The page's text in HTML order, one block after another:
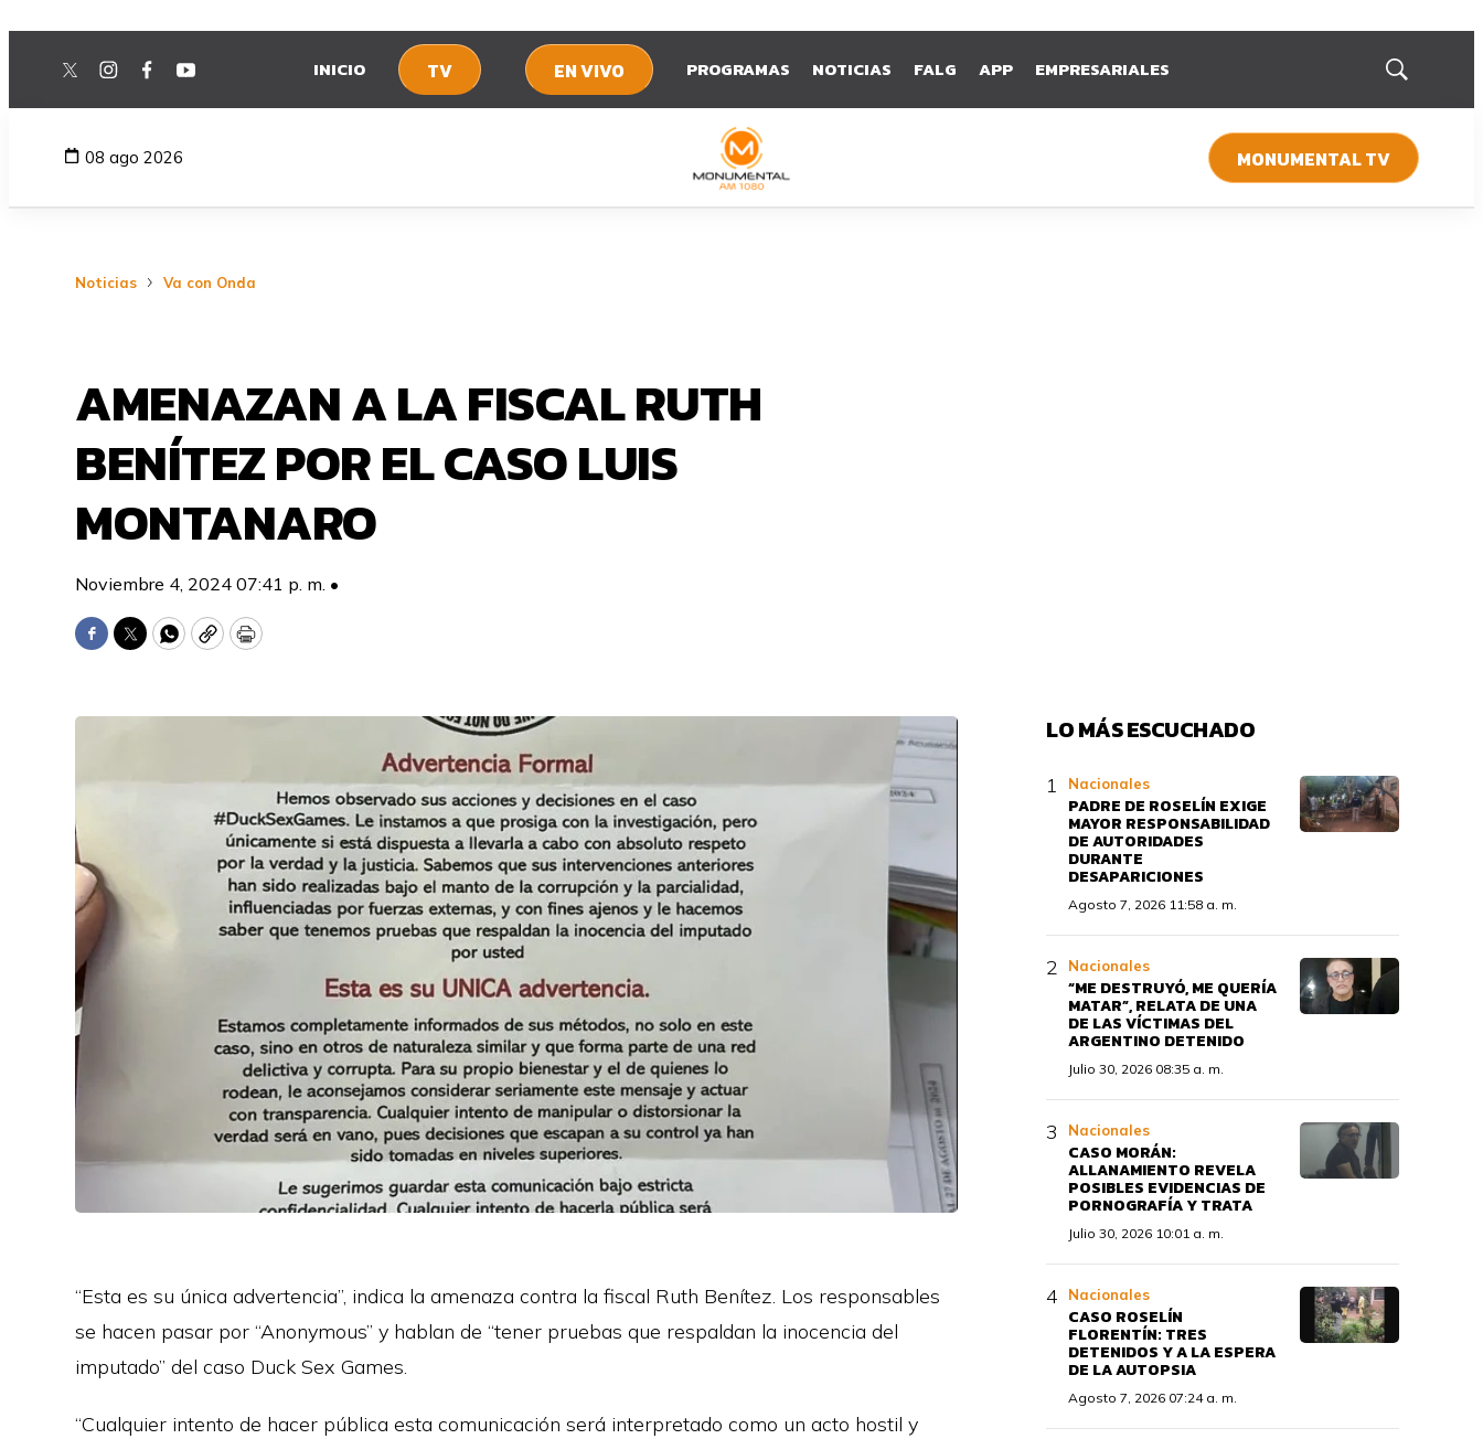
twitterinstagram
facebookyoutube INICIO TV EN VIVO PROGRAMAS NOTICIAS FALG APP EMPRESARIALES
Mostrar
08 ago 2026 MONUMENTAL TV
Noticias Va con Onda
AMENAZAN A LA FISCAL RUTH
BENÍTEZ POR EL CASO LUIS
MONTANARO
Noviembre 4, 2024 07:41 p. m. •
Facebook
TwitterWhatsApp
CopyPrint
“Esta es su única advertencia”, indica la amenaza contra la fiscal Ruth Benítez. Los responsables
se hacen pasar por “Anonymous” y hablan de “tener pruebas que respaldan la inocencia del
imputado” del caso Duck Sex Games.
“Cualquier intento de hacer pública esta comunicación será interpretado como un acto hostil y
LO MÁS ESCUCHADO
Nacionales
PADRE DE ROSELÍN EXIGE
MAYOR RESPONSABILIDAD
DE AUTORIDADES
DURANTE
DESAPARICIONES
Agosto 7, 2026 11:58 a. m.
Nacionales
“ME DESTRUYÓ, ME QUERÍA
MATAR”, RELATA DE UNA
DE LAS VÍCTIMAS DEL
ARGENTINO DETENIDO
Julio 30, 2026 08:35 a. m.
Nacionales
CASO MORÁN:
ALLANAMIENTO REVELA
POSIBLES EVIDENCIAS DE
PORNOGRAFÍA Y TRATA
Julio 30, 2026 10:01 a. m.
Nacionales
CASO ROSELÍN
FLORENTÍN: TRES
DETENIDOS Y A LA ESPERA
DE LA AUTOPSIA
Agosto 7, 2026 07:24 a. m.